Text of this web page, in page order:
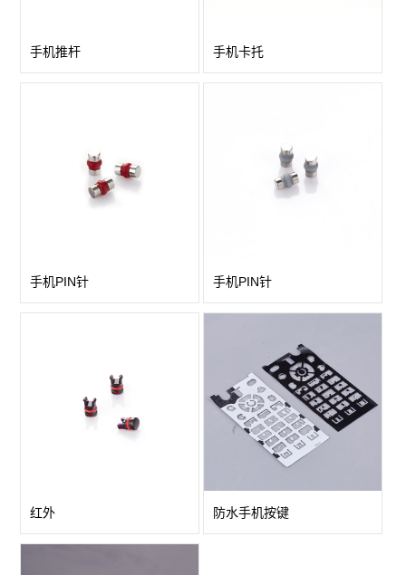
手机推杆 手机卡托
手机PIN针 手机PIN针
红外 防水手机按键